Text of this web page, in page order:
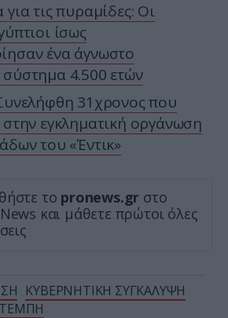
τις πυραμίδες: Οι
ίσως
ένα άγνωστο
4.500 ετών
31χρονος που
στην εγκληματική οργάνωση
του «Έντικ»
το pronews.gr στο
και μάθετε πρώτοι όλες
ΚΥΒΕΡΝΗΤΙΚΗ ΣΥΓΚΑΛΥΨΗ
ΤΕΜΠΗ